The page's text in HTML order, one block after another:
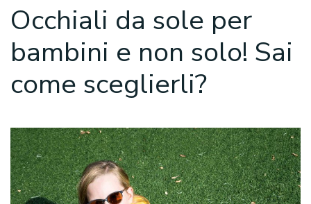
Occhiali da sole per
bambini e non solo! Sai
come sceglierli?